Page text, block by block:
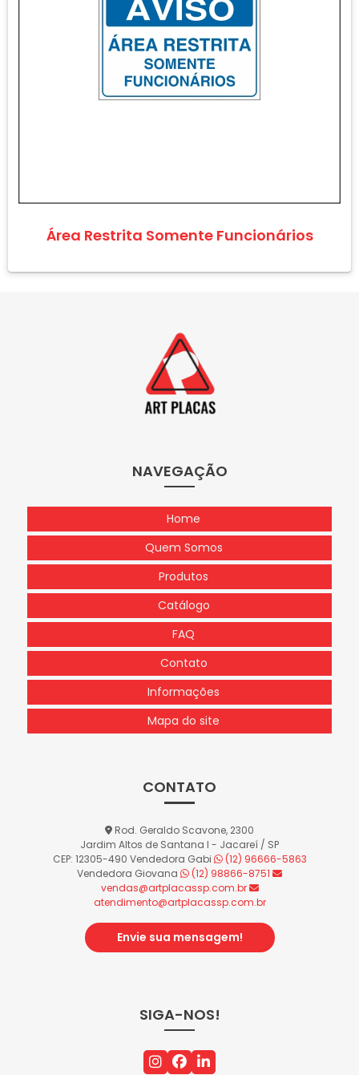
Área Restrita Somente Funcionários
NAVEGAÇÃO
Home
Quem Somos
Produtos
Catálogo
FAQ
Contato
Informações
Mapa do site
CONTATO
Rod. Geraldo Scavone, 2300
Jardim Altos de Santana I - Jacareí / SP
CEP: 12305-490 Vendedora Gabi
(12) 96666-5863
Vendedora Giovana
(12) 98866-8751
vendas@artplacassp.com.br
atendimento@artplacassp.com.br
Envie sua mensagem!
SIGA-NOS!